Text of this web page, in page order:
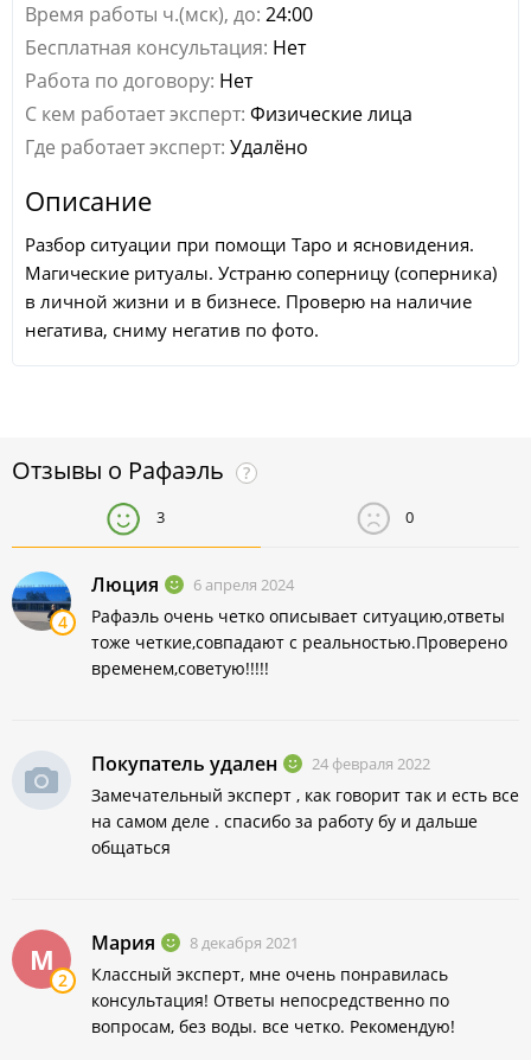
Время работы ч.(мск), до: 24:00
Бесплатная консультация: Нет
Работа по договору: Нет
С кем работает эксперт: Физические лица
Где работает эксперт: Удалёно
Описание
Разбор ситуации при помощи Таро и ясновидения.
Магические ритуалы. Устраню соперницу (соперника)
в личной жизни и в бизнесе. Проверю на наличие
негатива, сниму негатив по фото.
Отзывы о Рафаэль ?
3 0
4
Люция 6 апреля 2024
Рафаэль очень четко описывает ситуацию,ответы
тоже четкие,совпадают с реальностью.Проверено
временем,советую!!!!!
Покупатель удален 24 февраля 2022
Замечательный эксперт , как говорит так и есть все
на самом деле . спасибо за работу бу и дальше
общаться
2
М Мария 8 декабря 2021
Классный эксперт, мне очень понравилась
консультация! Ответы непосредственно по
вопросам, без воды. все четко. Рекомендую!